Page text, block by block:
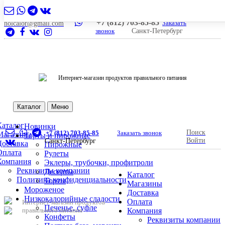
nolcalor@gmail.com +7 (812) 703-85-85 Заказать
звонок
Санкт-Петербург
Интернет-магазин продуктов правильного питания
Каталог Меню
Реквизиты компании
Политика конфиденциальности
Новинки
Торты и пирожные
Пирожные
Рулеты
Эклеры, трубочки, профитроли
Десерты
Торты
Мороженое
Низкокалорийные сладости
Печенье, суфле
Конфеты
+7 (812) 703-85-85
Заказать звонок
Санкт-Петербург
Поиск
Войти
Интернет-магазин продуктов
правильного питания
Каталог
Магазины
Доставка
Оплата
Компания
Реквизиты компании